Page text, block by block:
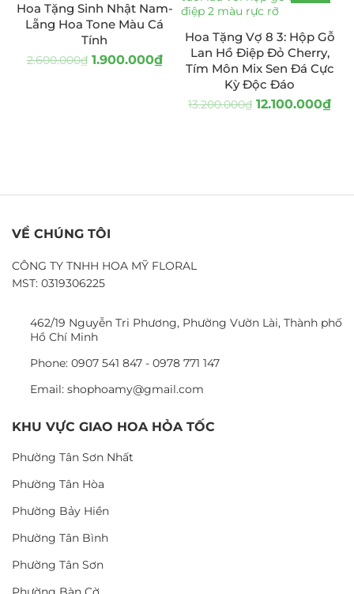
Hoa Tặng Sinh Nhật Nam-
Lẵng Hoa Tone Màu Cá
Tính
2.600.000₫ 1.900.000₫
Hoa Tặng Vợ 8 3: Hộp Gỗ
Lan Hồ Điệp Đỏ Cherry,
Tím Môn Mix Sen Đá Cực
Kỳ Độc Đáo
13.200.000₫ 12.100.000₫
VỀ CHÚNG TÔI
CÔNG TY TNHH HOA MỸ FLORAL
MST: 0319306225
462/19 Nguyễn Tri Phương, Phường Vườn Lài, Thành phố
Hồ Chí Minh
Phone: 0907 541 847 - 0978 771 147
Email: shophoamy@gmail.com
KHU VỰC GIAO HOA HỎA TỐC
Phường Tân Sơn Nhất
Phường Tân Hòa
Phường Bảy Hiền
Phường Tân Bình
Phường Tân Sơn